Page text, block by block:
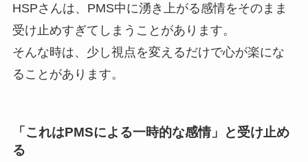
HSPさんは、PMS中に湧き上がる感情をそのまま
受け止めすぎてしまうことがあります。
そんな時は、少し視点を変えるだけで心が楽にな
ることがあります。
「これはPMSによる一時的な感情」と受け止め
る